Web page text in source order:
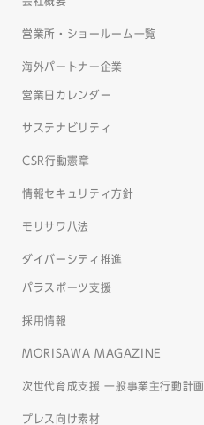
営業所・ショールーム一覧
海外パートナー企業
営業日カレンダー
サステナビリティ
CSR行動憲章
情報セキュリティ方針
モリサワ八法
ダイバーシティ推進
パラスポーツ支援
採用情報
MORISAWA MAGAZINE
次世代育成支援 一般事業主行動計画
プレス向け素材